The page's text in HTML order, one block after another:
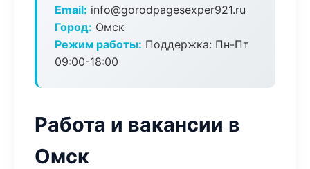
Email: info@gorodpagesexper921.ru
Город: Омск
Режим работы: Поддержка: Пн-Пт
09:00-18:00
Работа и вакансии в
Омск